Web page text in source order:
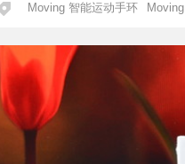
Moving 智能运动手环 Moving